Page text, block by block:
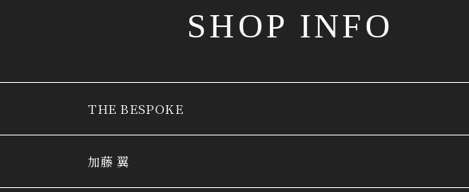
SHOP INFO
THE BESPOKE
加藤 翼